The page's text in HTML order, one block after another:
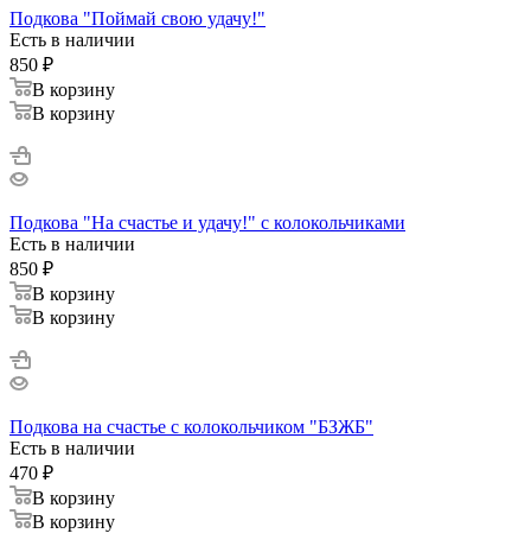
Подкова "Поймай свою удачу!"
Есть в наличии
850 ₽
В корзину
В корзину
Подкова "На счастье и удачу!" с колокольчиками
Есть в наличии
850 ₽
В корзину
В корзину
Подкова на счастье с колокольчиком "БЗЖБ"
Есть в наличии
470 ₽
В корзину
В корзину